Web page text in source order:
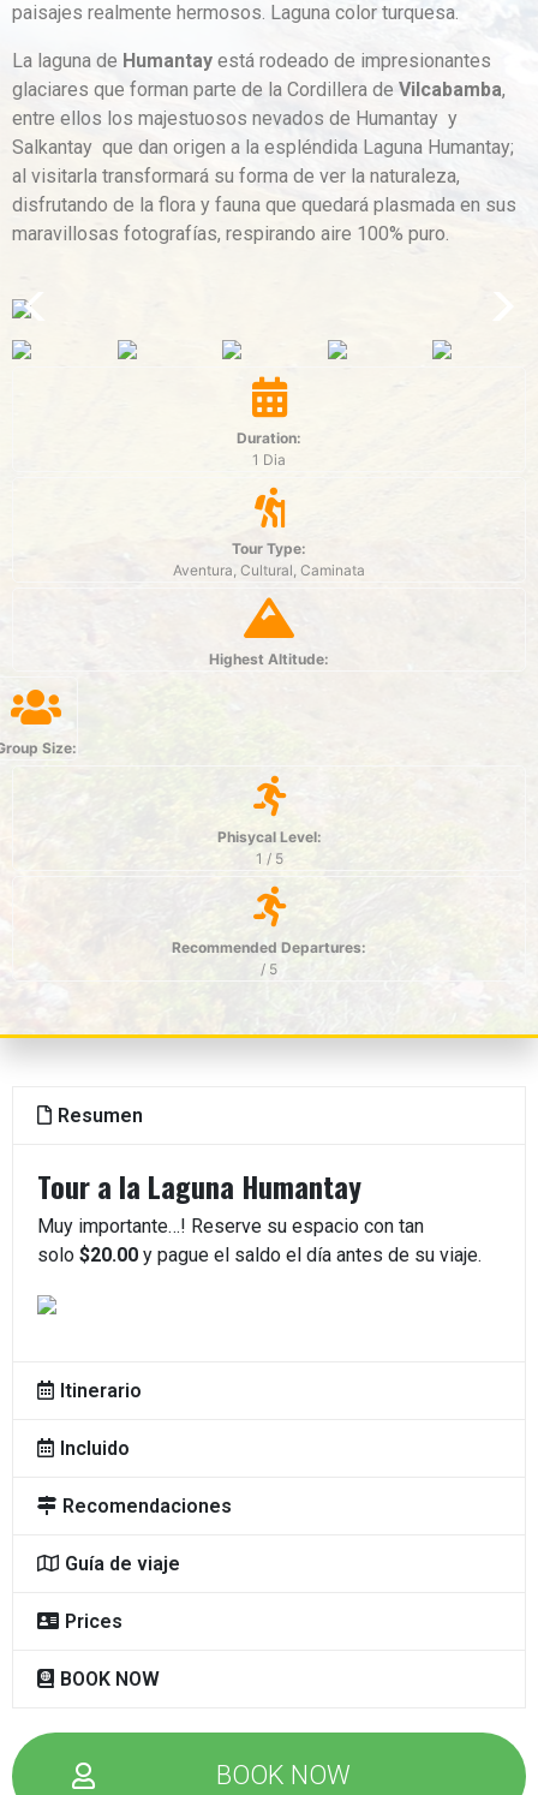
paisajes realmente hermosos. Laguna color turquesa.
La laguna de Humantay está rodeado de impresionantes
glaciares que forman parte de la Cordillera de Vilcabamba,
entre ellos los majestuosos nevados de Humantay y
Salkantay que dan origen a la espléndida Laguna Humantay;
al visitarla transformará su forma de ver la naturaleza,
disfrutando de la flora y fauna que quedará plasmada en sus
maravillosas fotografías, respirando aire 100% puro.
Duration:
1 Dia
Tour Type:
Aventura, Cultural, Caminata
Highest Altitude:
Size:
Phisycal Level:
1 / 5
Recommended Departures:
/ 5
Resumen
Tour a la Laguna Humantay
Muy importante…! Reserve su espacio con tan
solo $20.00 y pague el saldo el día antes de su viaje.
Itinerario
Incluido
Recomendaciones
Guía de viaje
Prices
BOOK NOW
BOOK NOW
Te ayudamos a planear tus vacaciones
En Andean Peru Treks contamos con especialistas para